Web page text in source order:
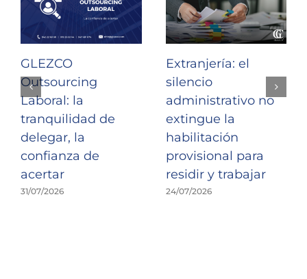
GLEZCO
Outsourcing
Laboral: la
tranquilidad de
delegar, la
confianza de
acertar
31/07/2026
Extranjería: el
silencio
administrativo no
extingue la
habilitación
provisional para
residir y trabajar
24/07/2026